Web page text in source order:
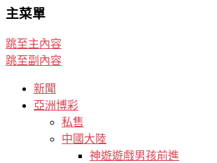
主菜單
跳至主內容
跳至副內容
新聞
亞洲博彩
私售
中國大陸
神遊遊戲男孩前進